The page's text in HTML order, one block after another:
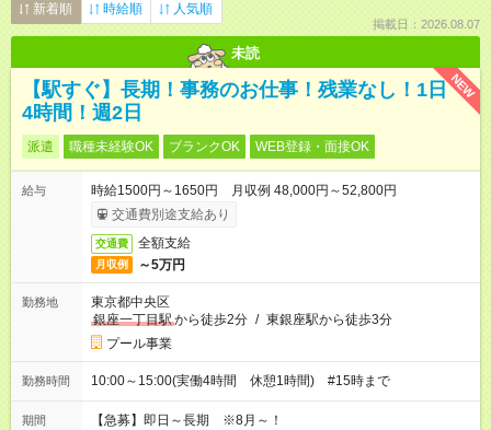
新着順 時給順 人気順
掲載日：2026.08.07
未読
NEW
【駅すぐ】長期！事務のお仕事！残業なし！1日
4時間！週2日
派遣 職種未経験OK ブランクOK WEB登録・面接OK
給与
時給1500円～1650円 月収例 48,000円～52,800円
交通費別途支給あり
交通費 全額支給
月収例 ～5万円
勤務地
東京都中央区
銀座一丁目駅から徒歩2分 / 東銀座駅から徒歩3分
プール事業
勤務時間 10:00～15:00(実働4時間 休憩1時間) #15時まで
期間 【急募】即日～長期 ※8月～！